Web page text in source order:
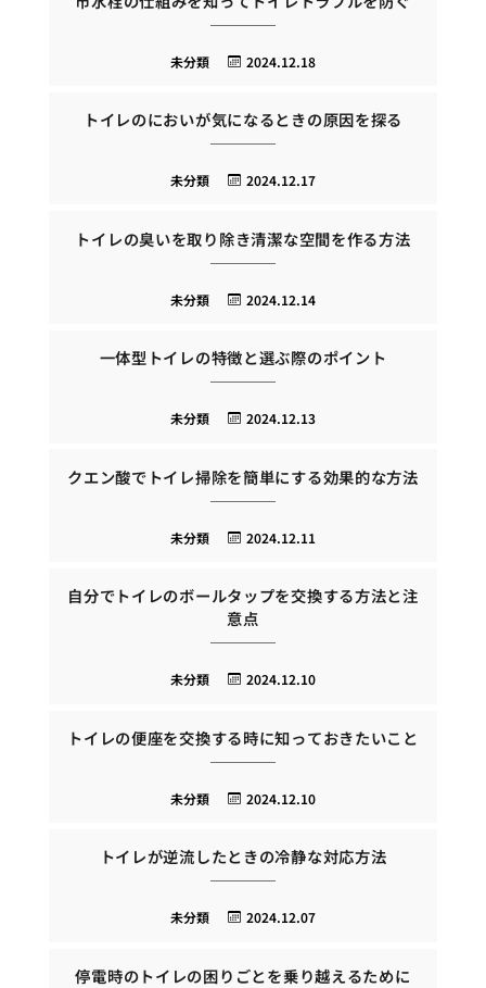
2024.12.18
未分類
トイレのにおいが気になるときの原因を探る
2024.12.17
未分類
トイレの臭いを取り除き清潔な空間を作る方法
2024.12.14
未分類
一体型トイレの特徴と選ぶ際のポイント
2024.12.13
未分類
クエン酸でトイレ掃除を簡単にする効果的な方法
2024.12.11
未分類
自分でトイレのボールタップを交換する方法と注
意点
2024.12.10
未分類
トイレの便座を交換する時に知っておきたいこと
2024.12.10
未分類
トイレが逆流したときの冷静な対応方法
2024.12.07
未分類
停電時のトイレの困りごとを乗り越えるために